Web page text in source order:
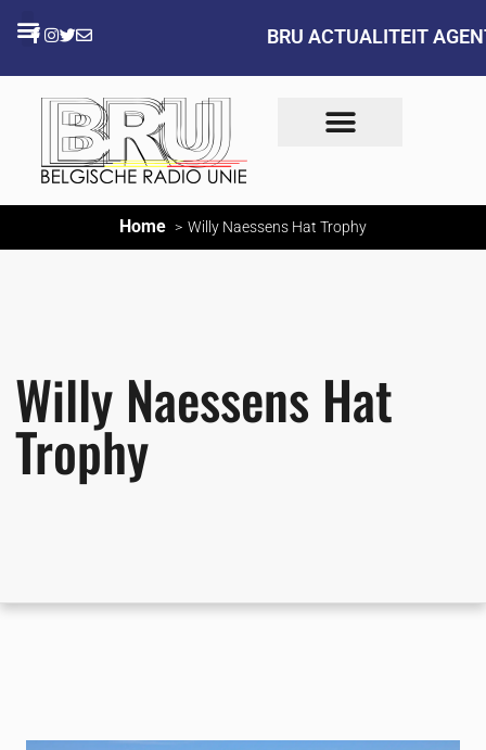
BRU ACTUALITEIT
Home Willy Naessens Hat Trophy
Willy Naessens Hat
Trophy